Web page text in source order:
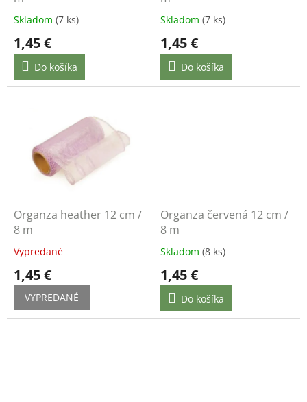
Skladom (7 ks)
1,45 €
Do košíka
Skladom (7 ks)
1,45 €
Do košíka
Organza heather 12 cm /
8 m
Vypredané
1,45 €
VYPREDANÉ
Organza červená 12 cm /
8 m
Skladom (8 ks)
1,45 €
Do košíka